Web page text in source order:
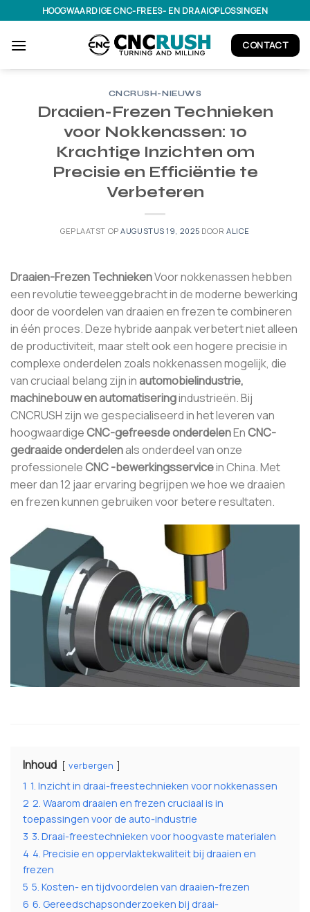
naar
inhoud
HOOGWAARDIGE CNC-FREES- EN DRAAIOPLOSSINGEN
CONTACT
CNCRUSH-NIEUWS
Draaien-Frezen Technieken
voor Nokkenassen: 10
Krachtige Inzichten om
Precisie en Efficiëntie te
Verbeteren
GEPLAATST OPAUGUSTUS 19, 2025 DOORALICE
Draaien-Frezen TechniekenVoor nokkenassen hebben
een revolutie teweeggebracht in de moderne bewerking
door de voordelen van draaien en frezen te combineren
in één proces. Deze hybride aanpak verbetert niet alleen
de productiviteit, maar stelt ook een hogere precisie in
complexe onderdelen zoals nokkenassen mogelijk, die
van cruciaal belang zijn in automobielindustrie,
machinebouw en automatiseringindustrieën. Bij
CNCRUSH zijn we gespecialiseerd in het leveren van
hoogwaardigeCNC-gefreesde onderdelenEnCNC-
gedraaide onderdelenals onderdeel van onze
professioneleCNC -bewerkingsservicein China. Met
meer dan 12 jaar ervaring begrijpen we hoe we draaien
en frezen kunnen gebruiken voor betere resultaten.
Inhoud verbergen
1 1. Inzicht in draai-freestechnieken voor nokkenassen
2 2. Waarom draaien en frezen cruciaal is in
toepassingen voor de auto-industrie
3 3. Draai-freestechnieken voor hoogvaste materialen
4 4. Precisie en oppervlaktekwaliteit bij draaien en
frezen
5 5. Kosten- en tijdvoordelen van draaien-frezen
6 6. Gereedschapsonderzoeken bij draai-